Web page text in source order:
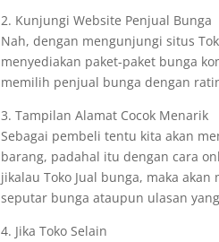
2. Kunjungi Website Penjual Bunga
Nah, dengan mengunjungi situs
menyediakan paket-paket bunga
memilih penjual bunga dengan
3. Tampilan Alamat Cocok Menarik
Sebagai pembeli tentu kita akan
barang, padahal itu dengan cara
jikalau Toko Jual bunga, maka
seputar bunga ataupun ulasan
4. Jika Toko Selain